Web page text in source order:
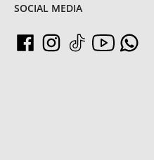
SOCIAL MEDIA